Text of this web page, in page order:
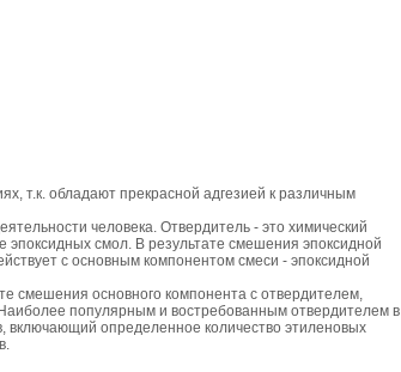
т.к. обладают прекрасной адгезией к различным
человека. Отвердитель - это химический
смол. В результате смешения эпоксидной
с основным компонентом смеси - эпоксидной
смешения основного компонента с отвердителем,
популярным и востребованным отвердителем в
определенное количество этиленовых